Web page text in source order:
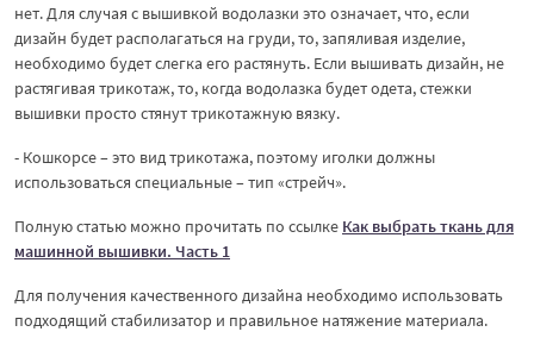
нет. Для случая с вышивкой водолазки это означает, что, если
дизайн будет располагаться на груди, то, запяливая изделие,
необходимо будет слегка его растянуть. Если вышивать дизайн, не
растягивая трикотаж, то, когда водолазка будет одета, стежки
вышивки просто стянут трикотажную вязку.
- Кошкорсе – это вид трикотажа, поэтому иголки должны
использоваться специальные – тип «стрейч».
Полную статью можно прочитать по ссылке Как выбрать ткань для
машинной вышивки. Часть 1
Для получения качественного дизайна необходимо использовать
подходящий стабилизатор и правильное натяжение материала.